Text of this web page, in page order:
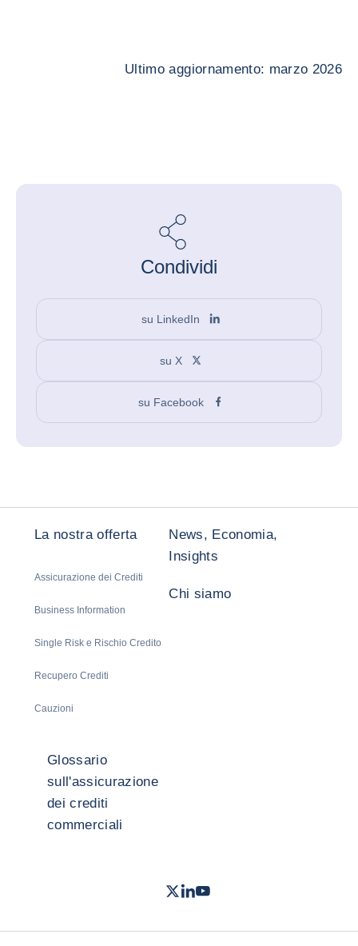
Ultimo aggiornamento: marzo 2026
Condividi
su LinkedIn
su X
su Facebook
La nostra offerta
Assicurazione dei Crediti
Business Information
Single Risk e Rischio Credito
Recupero Crediti
Cauzioni
News, Economia,
Insights
Chi siamo
Glossario
sull'assicurazione
dei crediti
commerciali
Twitter- Coface
LinkedIn
Youtube